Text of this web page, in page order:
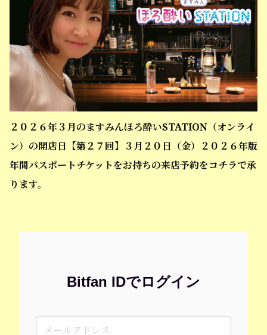
２０２６年３月のますみんほろ酔いSTATION（オンライ
ン）の開店日【第２７回】３月２０日（金）２０２６年版
年間パスポートチケットをお持ちの来店予約をコチラで承
ります。
Bitfan IDでログイン